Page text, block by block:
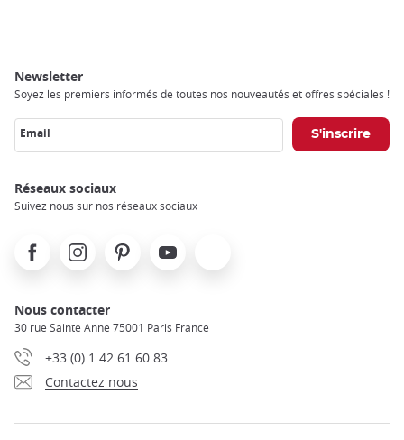
Newsletter
Soyez les premiers informés de toutes nos nouveautés et offres spéciales !
Email
Réseaux sociaux
Suivez nous sur nos réseaux sociaux
FacebookInstagramPinterest Youtube
Nous contacter
30 rue Sainte Anne 75001 Paris France
+33 (0) 1 42 61 60 83
Contactez nous